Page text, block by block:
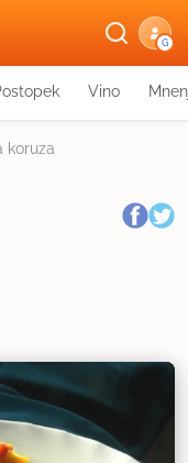
G
Vino
koruza